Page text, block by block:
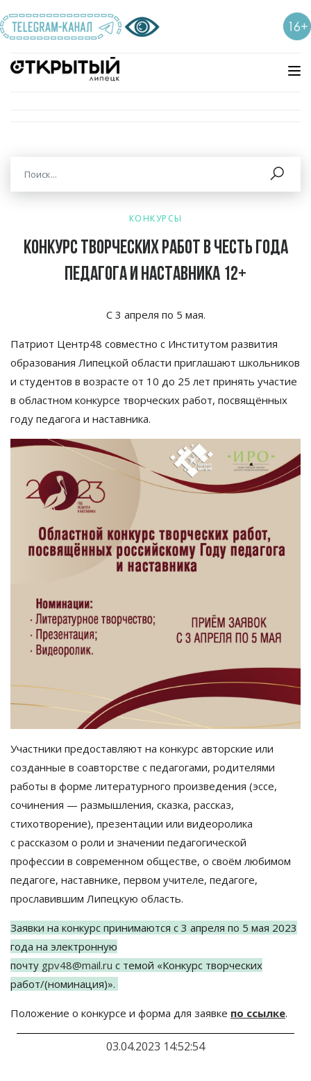
КОНКУРСЫ
Конкурс творческих работ в честь года
педагога и наставника 12+
С 3 апреля по 5 мая.
Патриот Центр48 совместно с Институтом развития
образования Липецкой области приглашают школьников
и студентов в возрасте от 10 до 25 лет принять участие
в областном конкурсе творческих работ, посвящённых
году педагога и наставника.
Участники предоставляют на конкурс авторские или
созданные в соавторстве с педагогами, родителями
работы в форме литературного произведения (эссе,
сочинения — размышления, сказка, рассказ,
стихотворение), презентации или видеоролика
с рассказом о роли и значении педагогической
профессии в современном обществе, о своём любимом
педагоге, наставнике, первом учителе, педагоге,
прославившим Липецкую область.
Заявки на конкурс принимаются с 3 апреля по 5 мая 2023
года на электронную
почту gpv48@mail.ru с темой «Конкурс творческих
работ/(номинация)».
Положение о конкурсе и форма для заявке по ссылке.
03.04.2023 14:52:54